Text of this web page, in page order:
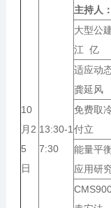
10
月2
5
日
13:30-1
7:30
主持人：
大型
江 亿
适应动
龚延风
免费
付立
能量平
应用研